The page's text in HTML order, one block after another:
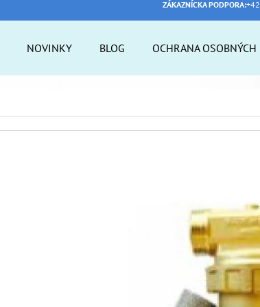
ZÁKAZNÍCKA PODPORA:
NOVINKY BLOG OCHRANA OSOBNÝCH